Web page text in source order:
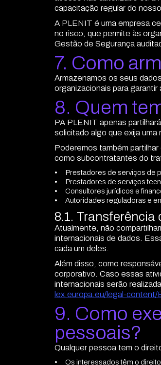
capacitação regular do
A PLENIT é uma empresa
no risco, que permite às
Gestão de Segurança
7. Como
Armazenamos os seus
organizacionais para
8. Quem
PA PLENIT apenas
solicitado algo que exija
Poderemos também
como subcontratantes do
Prestadores de serviços de
Prestadores de serviços
Consultores jurídicos e
Autoridades reguladoras e
8.1. Transferência
Atualmente, não
internacionais de dados.
cada um deles.
Além disso, como
corporativo. Caso essas
internacionais serão
lex.europa.eu/legal-
9. Como
pessoais?
Qualquer pessoa tem o
Os interessados têm o